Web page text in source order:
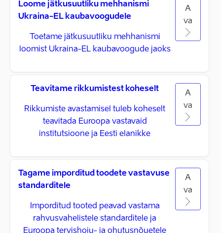
Loome jätkusuutliku mehhanismi
Ukraina-EL kaubavoogudele
Toetame jätkusuutliku mehhanismi
loomist Ukraina-EL kaubavoogude jaoks
A
va
Teavitame rikkumistest koheselt
Rikkumiste avastamisel tuleb koheselt
teavitada Euroopa vastavaid
institutsioone ja Eesti elanikke
A
va
Tagame imporditud toodete vastavuse
standarditele
Imporditud tooted peavad vastama
rahvusvahelistele standarditele ja
Euroopa tervishoiu- ja ohutusnõuetele
A
va